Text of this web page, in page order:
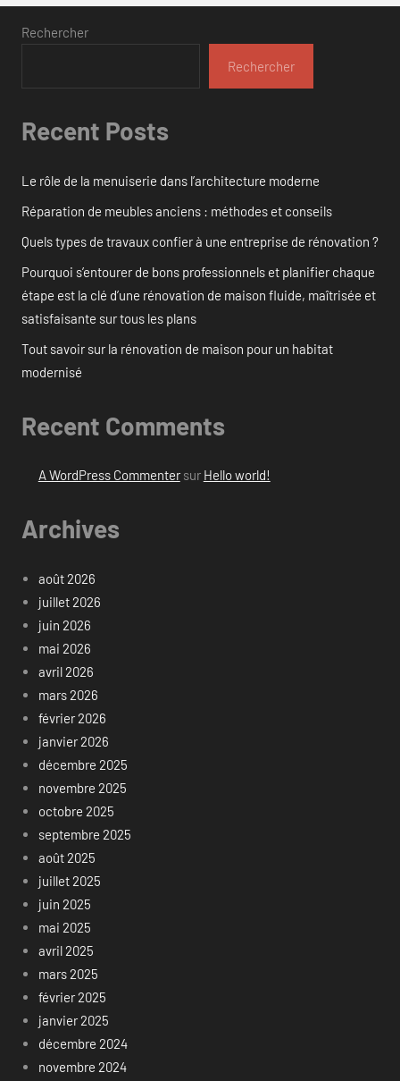
Rechercher
Rechercher
Recent Posts
Le rôle de la menuiserie dans l’architecture moderne
Réparation de meubles anciens : méthodes et conseils
Quels types de travaux confier à une entreprise de rénovation ?
Pourquoi s’entourer de bons professionnels et planifier chaque
étape est la clé d’une rénovation de maison fluide, maîtrisée et
satisfaisante sur tous les plans
Tout savoir sur la rénovation de maison pour un habitat
modernisé
Recent Comments
A WordPress Commentersur Hello world!
Archives
août 2026
juillet 2026
juin 2026
mai 2026
avril 2026
mars 2026
février 2026
janvier 2026
décembre 2025
novembre 2025
octobre 2025
septembre 2025
août 2025
juillet 2025
juin 2025
mai 2025
avril 2025
mars 2025
février 2025
janvier 2025
décembre 2024
novembre 2024